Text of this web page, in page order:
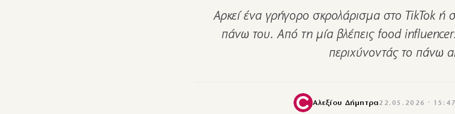
Αρκεί ένα γρήγορο σκρολάρισμα στο TikTok ή
πάνω του. Από τη μία βλέπεις food
περιχύνοντάς το πάνω
Αλεξίου Δήμητρα22.05.2026 · 15:47